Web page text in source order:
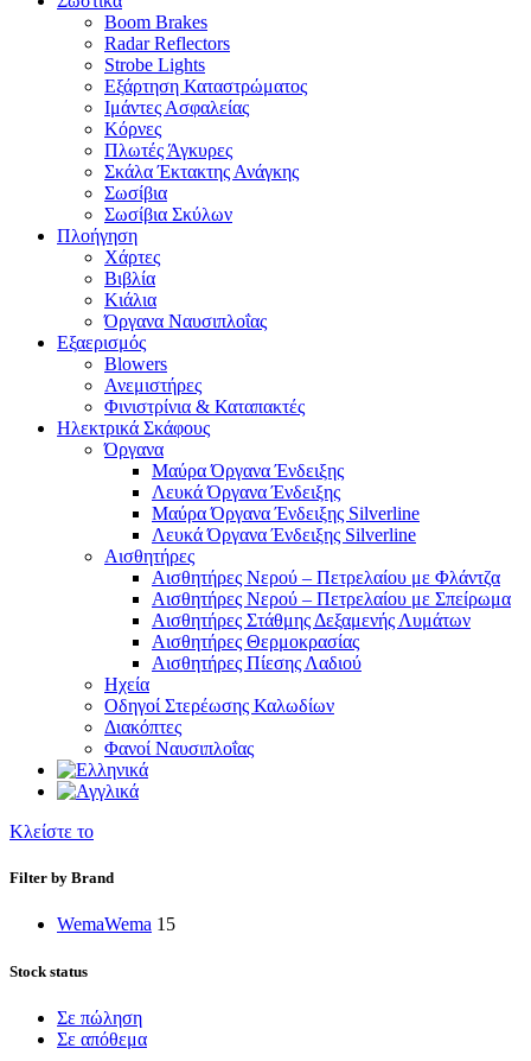
Boom Brakes
Radar Reflectors
Strobe Lights
Εξάρτηση Καταστρώματος
Ιμάντες Ασφαλείας
Κόρνες
Πλωτές Άγκυρες
Σκάλα Έκτακτης Ανάγκης
Σωσίβια
Σωσίβια Σκύλων
Πλοήγηση
Χάρτες
Βιβλία
Κιάλια
Όργανα Ναυσιπλοΐας
Εξαερισμός
Blowers
Ανεμιστήρες
Φινιστρίνια & Καταπακτές
Ηλεκτρικά Σκάφους
Όργανα
Μαύρα Όργανα Ένδειξης
Λευκά Όργανα Ένδειξης
Μαύρα Όργανα Ένδειξης Silverline
Λευκά Όργανα Ένδειξης Silverline
Αισθητήρες
Αισθητήρες Νερού – Πετρελαίου με Φλάντζα
Αισθητήρες Νερού – Πετρελαίου με Σπείρωμα
Αισθητήρες Στάθμης Δεξαμενής Λυμάτων
Αισθητήρες Θερμοκρασίας
Αισθητήρες Πίεσης Λαδιού
Ηχεία
Οδηγοί Στερέωσης Καλωδίων
Διακόπτες
Φανοί Ναυσιπλοΐας
Κλείστε το
Filter by Brand
WemaWema 15
Stock status
Σε πώληση
Σε απόθεμα